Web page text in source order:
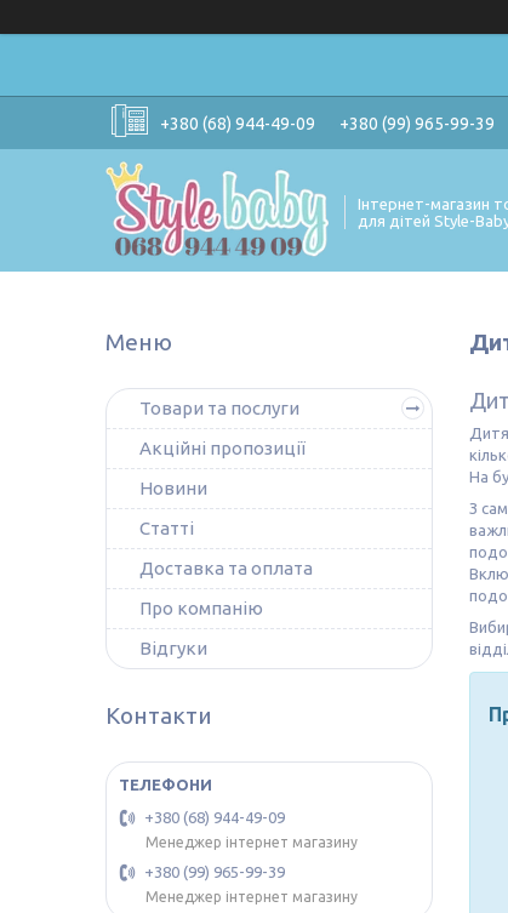
+380 (68) 944-49-09 +380 (99) 965-99-39
Інтернет-магазин
для дітей Style-
На
З
Товари та послуги
Акційні пропозиції
Новини
Статті
Доставка та оплата
Про компанію
Відгуки
Контакти
+380 (68) 944-49-09
Менеджер інтернет магазину
+380 (99) 965-99-39
Менеджер інтернет магазину